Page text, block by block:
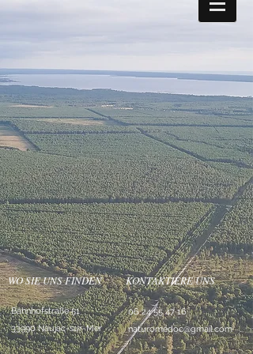
KONTAKTIERE UNS
WO SIE UNS FINDEN
Bahnhofstraße 51
33990 Naujac-sur-Mer
06 24 55 47 16
naturomedoc@gmail.com